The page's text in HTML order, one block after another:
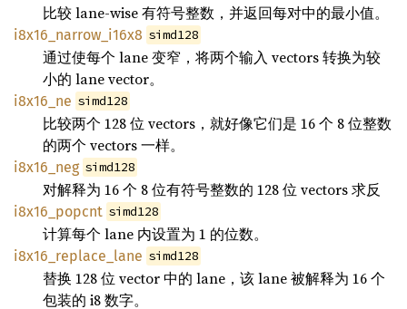
比较 lane-wise 有符号整数，并返回每对中的最小值。
i8x16_narrow_i16x8 simd128
通过使每个 lane 变窄，将两个输入 vectors 转换为较
小的 lane vector。
i8x16_ne simd128
比较两个 128 位 vectors，就好像它们是 16 个 8 位整数
的两个 vectors 一样。
i8x16_neg simd128
对解释为 16 个 8 位有符号整数的 128 位 vectors 求反
i8x16_popcnt simd128
计算每个 lane 内设置为 1 的位数。
i8x16_replace_lane simd128
替换 128 位 vector 中的 lane，该 lane 被解释为 16 个
包装的 i8 数字。